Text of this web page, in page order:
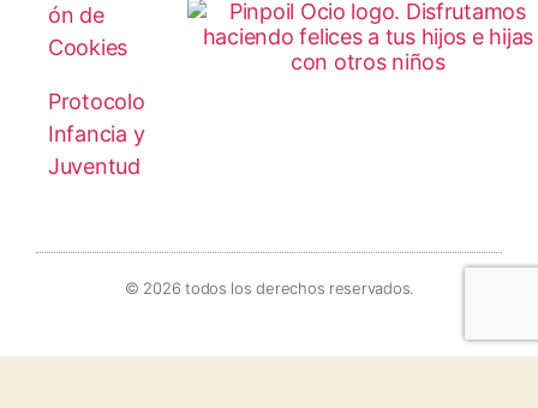
ón de
Cookies
Protocolo
Infancia y
Juventud
© 2026 todos los derechos reservados.